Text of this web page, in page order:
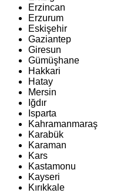
Erzincan
Erzurum
Eskişehir
Gaziantep
Giresun
Gümüşhane
Hakkari
Hatay
Mersin
Iğdır
Isparta
Kahramanmaraş
Karabük
Karaman
Kars
Kastamonu
Kayseri
Kırıkkale